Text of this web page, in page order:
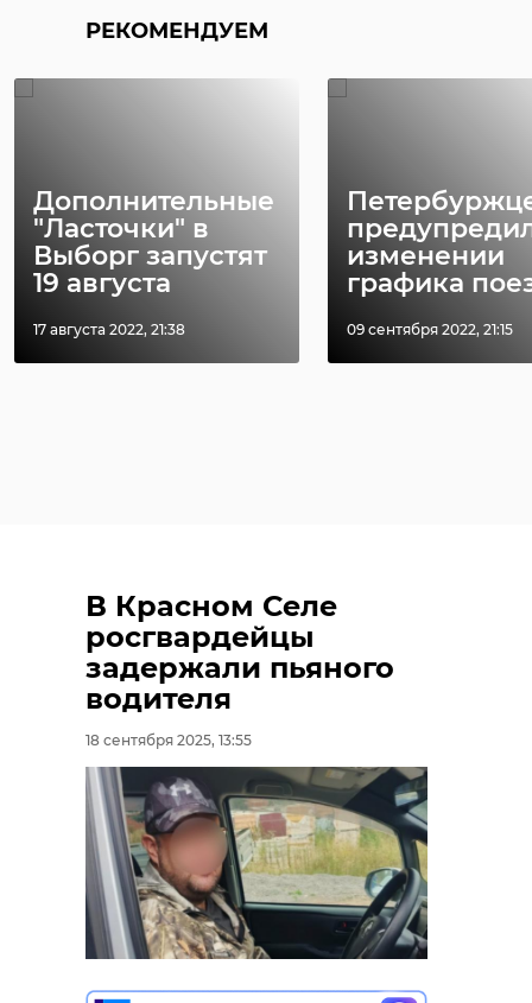
РЕКОМЕНДУЕМ
Дополнительные
"Ласточки" в
Выборг запустят
19 августа
17 августа 2022, 21:38
изменении
графика
09 сентября 2022, 21:15
В Красном Селе
росгвардейцы
задержали пьяного
водителя
18 сентября 2025, 13:55